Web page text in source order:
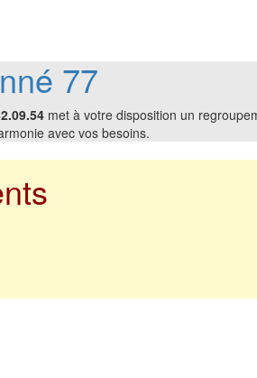
77
met à votre disposition un
avec vos besoins.